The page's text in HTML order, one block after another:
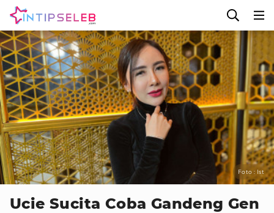
Foto : Ist
Ucie Sucita Coba Gandeng Gen